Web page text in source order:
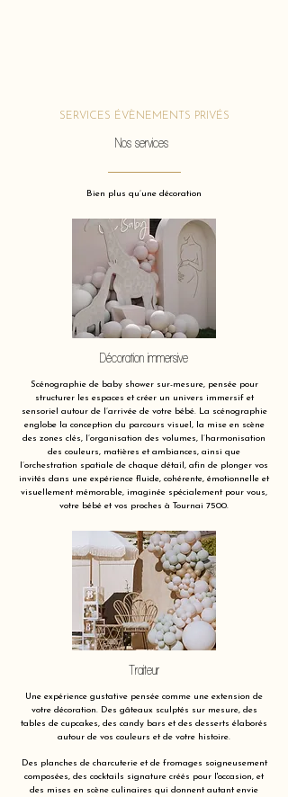
SERVICES ÉVÈNEMENTS PRIVÉS
Nos services
Bien plus qu’une décoration
Décoration immersive
Scénographie de baby shower sur-mesure, pensée pour
structurer les espaces et créer un univers immersif et
sensoriel autour de l’arrivée de votre bébé. La scénographie
englobe la conception du parcours visuel, la mise en scène
des zones clés, l’organisation des volumes, l’harmonisation
des couleurs, matières et ambiances, ainsi que
l’orchestration spatiale de chaque détail, afin de plonger vos
invités dans une expérience fluide, cohérente, émotionnelle et
visuellement mémorable, imaginée spécialement pour vous,
votre bébé et vos proches à Tournai 7500.
Traiteur
Une expérience gustative pensée comme une extension de
votre décoration. Des gâteaux sculptés sur mesure, des
tables de cupcakes, des candy bars et des desserts élaborés
autour de vos couleurs et de votre histoire.
Des planches de charcuterie et de fromages soigneusement
composées, des cocktails signature créés pour l'occasion, et
des mises en scène culinaires qui donnent autant envie